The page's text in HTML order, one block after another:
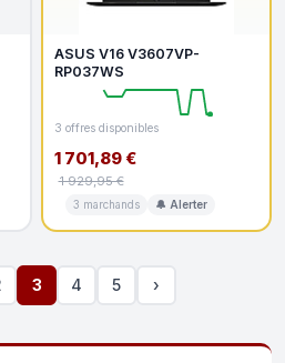
ASUS V16 V3607VP-
RP037WS
3 offres disponibles
1 701,89 €
1 929,95 €
3 marchands 🔔 Alerter
3 4 5 ›